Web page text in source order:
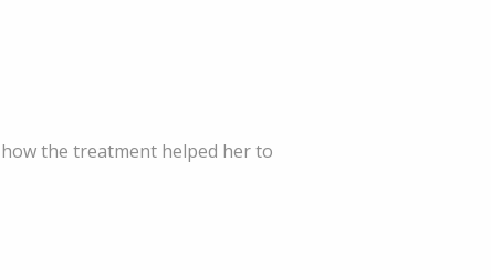
the treatment helped her to